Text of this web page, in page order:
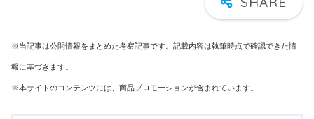
※当記事は公開情報をまとめた考察記事です。記載内容は執筆時点で確認できた情
報に基づきます。
※本サイトのコンテンツには、商品プロモーションが含まれています。